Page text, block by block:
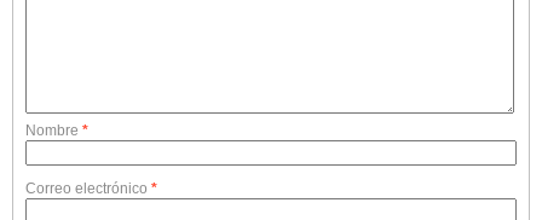
Nombre *
Correo electrónico *